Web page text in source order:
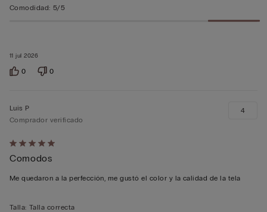
11 jul 2026
Comodidad: 5/5
0 0
Calificación
de
5
5
Luis P
Comprador verificado
Comodos
Me quedaron a la perfección, me gustó el color y la calidad de la tela
4
Talla: Talla correcta